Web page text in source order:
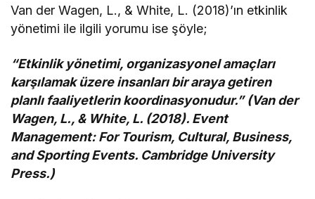
Van der Wagen, L., & White, L. (2018)’ın etkinlik
yönetimi ile ilgili yorumu ise şöyle;
“Etkinlik yönetimi, organizasyonel amaçları
karşılamak üzere insanları bir araya getiren
planlı faaliyetlerin koordinasyonudur.” (Van der
Wagen, L., & White, L. (2018). Event
Management: For Tourism, Cultural, Business,
and Sporting Events. Cambridge University
Press.)